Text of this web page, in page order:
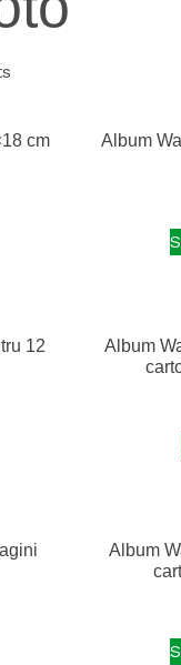
cm
Album
12
Album
Album